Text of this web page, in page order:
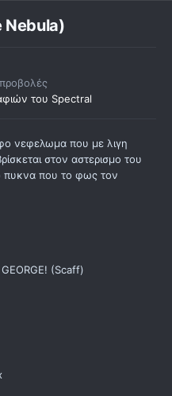
Nebula)
του Spectral
νεφελωμα που με λιγη
στον αστερισμο του
πυκνα που το φως τον
(Scaff)